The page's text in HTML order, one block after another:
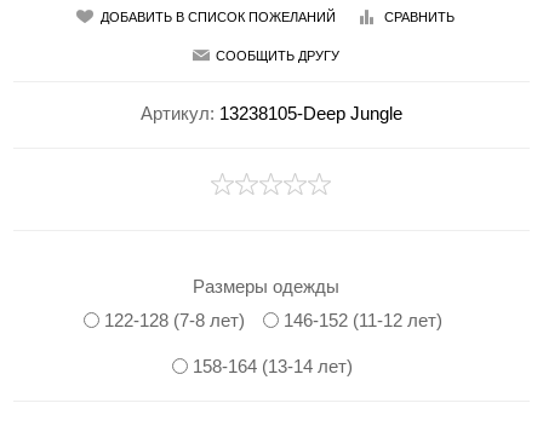
ДОБАВИТЬ В СПИСОК ПОЖЕЛАНИЙ СРАВНИТЬ
СООБЩИТЬ ДРУГУ
Артикул: 13238105-Deep Jungle
Размеры одежды
122-128 (7-8 лет)
146-152 (11-12 лет)
158-164 (13-14 лет)